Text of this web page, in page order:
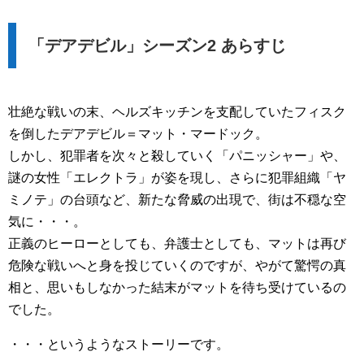
「デアデビル」シーズン2 あらすじ
壮絶な戦いの末、ヘルズキッチンを支配していたフィスク
を倒したデアデビル＝マット・マードック。
しかし、犯罪者を次々と殺していく「パニッシャー」や、
謎の女性「エレクトラ」が姿を現し、さらに犯罪組織「ヤ
ミノテ」の台頭など、新たな脅威の出現で、街は不穏な空
気に・・・。
正義のヒーローとしても、弁護士としても、マットは再び
危険な戦いへと身を投じていくのですが、やがて驚愕の真
相と、思いもしなかった結末がマットを待ち受けているの
でした。
・・・というようなストーリーです。